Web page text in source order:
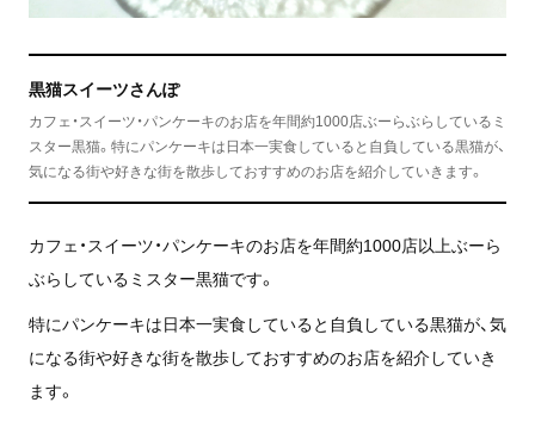
黒猫スイーツさんぽ
カフェ・スイーツ・パンケーキのお店を年間約1000店ぶーらぶらしているミ
スター黒猫。特にパンケーキは日本一実食していると自負している黒猫が、
気になる街や好きな街を散歩しておすすめのお店を紹介していきます。
カフェ・スイーツ・パンケーキのお店を年間約1000店以上ぶーら
ぶらしているミスター黒猫です。
特にパンケーキは日本一実食していると自負している黒猫が、気
になる街や好きな街を散歩しておすすめのお店を紹介していき
ます。